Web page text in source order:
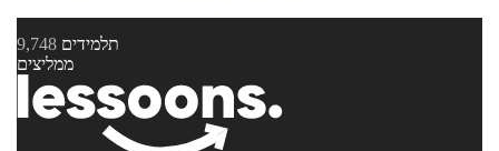
9,748 תלמידים
ממליצים